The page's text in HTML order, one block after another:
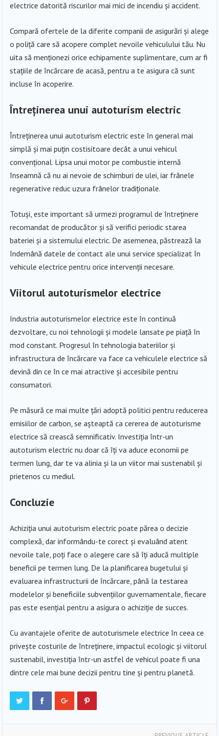
electrice datorită riscurilor mai mici de incendiu și accident.
Compară ofertele de la diferite companii de asigurări și alege
o poliță care să acopere complet nevoile vehiculului tău. Nu
uita să menționezi orice echipamente suplimentare, cum ar fi
stațiile de încărcare de acasă, pentru a te asigura că sunt
incluse în acoperire.
Întreținerea unui autoturism electric
Întreținerea unui autoturism electric este în general mai
simplă și mai puțin costisitoare decât a unui vehicul
convențional. Lipsa unui motor pe combustie internă
înseamnă că nu ai nevoie de schimburi de ulei, iar frânele
regenerative reduc uzura frânelor tradiționale.
Totuși, este important să urmezi programul de întreținere
recomandat de producător și să verifici periodic starea
bateriei și a sistemului electric. De asemenea, păstrează la
îndemână datele de contact ale unui service specializat în
vehicule electrice pentru orice intervenții necesare.
Viitorul autoturismelor electrice
Industria autoturismelor electrice este în continuă
dezvoltare, cu noi tehnologii și modele lansate pe piață în
mod constant. Progresul în tehnologia bateriilor și
infrastructura de încărcare va face ca vehiculele electrice să
devină din ce în ce mai atractive și accesibile pentru
consumatori.
Pe măsură ce mai multe țări adoptă politici pentru reducerea
emisiilor de carbon, se așteaptă ca cererea de autoturisme
electrice să crească semnificativ. Investiția într-un
autoturism electric nu doar că îți va aduce economii pe
termen lung, dar te va alinia și la un viitor mai sustenabil și
prietenos cu mediul.
Concluzie
Achiziția unui autoturism electric poate părea o decizie
complexă, dar informându-te corect și evaluând atent
nevoile tale, poți face o alegere care să îți aducă multiple
beneficii pe termen lung. De la planificarea bugetului și
evaluarea infrastructurii de încărcare, până la testarea
modelelor și beneficiile subvențiilor guvernamentale, fiecare
pas este esențial pentru a asigura o achiziție de succes.
Cu avantajele oferite de autoturismele electrice în ceea ce
privește costurile de întreținere, impactul ecologic și viitorul
sustenabil, investiția într-un astfel de vehicul poate fi una
dintre cele mai bune decizii pentru tine și pentru planetă.